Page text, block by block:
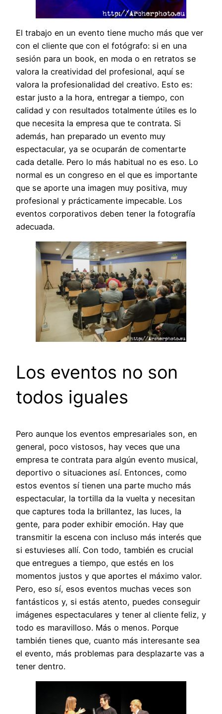
El trabajo en un evento tiene mucho más que ver
con el cliente que con el fotógrafo: si en una
sesión para un book, en moda o en retratos se
valora la creatividad del profesional, aquí se
valora la profesionalidad del creativo. Esto es:
estar justo a la hora, entregar a tiempo, con
calidad y con resultados totalmente útiles es lo
que necesita la empresa que te contrata. Si
además, han preparado un evento muy
espectacular, ya se ocuparán de comentarte
cada detalle. Pero lo más habitual no es eso. Lo
normal es un congreso en el que es importante
que se aporte una imagen muy positiva, muy
profesional y prácticamente impecable. Los
eventos corporativos deben tener la fotografía
adecuada.
Los eventos no son
todos iguales
Pero aunque los eventos empresariales son, en
general, poco vistosos, hay veces que una
empresa te contrata para algún evento musical,
deportivo o situaciones así. Entonces, como
estos eventos sí tienen una parte mucho más
espectacular, la tortilla da la vuelta y necesitan
que captures toda la brillantez, las luces, la
gente, para poder exhibir emoción. Hay que
transmitir la escena con incluso más interés que
si estuvieses allí. Con todo, también es crucial
que entregues a tiempo, que estés en los
momentos justos y que aportes el máximo valor.
Pero, eso sí, esos eventos muchas veces son
fantásticos y, si estás atento, puedes conseguir
imágenes espectaculares y tener al cliente feliz, y
todo es maravilloso. Más o menos. Porque
también tienes que, cuanto más interesante sea
el evento, más problemas para desplazarte vas a
tener dentro.